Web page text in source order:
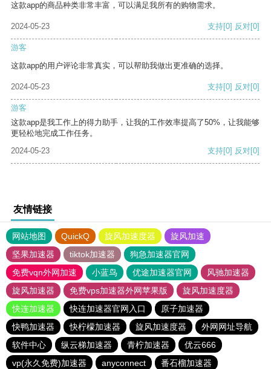
这款app的商品种类非常丰富，可以满足我所有的购物需求。
2024-05-23 支持[0] 反对[0]
游客
这款app的用户评论非常真实，可以帮助我做出更准确的选择。
2024-05-23 支持[0] 反对[0]
游客
这款app是我工作上的得力助手，让我的工作效率提高了50%，让我能够
更轻松地完成工作任务。
2024-05-23
支持[0] 反对[0]
友情链接
网站地图 QuickQ 旋风加速度器
旋风加速
坚果加速器
tiktok加速器
狗急加速器官网
免费vqn外网加速
小蓝鸟 优途加速器官网
风驰加速器
旋风加速器
免费vps加速器外网苹果版
旋风加速度器
快连加速器
快连加速器官网入口
原子加速器
快鸭加速器
快柠檬加速器 旋风加速度器
外网网址导航
软件中心
纵云梯加速器 青柠加速器
优云666
vp(永久免费)加速器
anyconnect 番石榴加速器